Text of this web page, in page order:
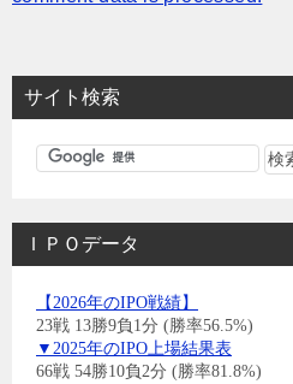
サイト検索
ＩＰＯデータ
【2026年のIPO戦績】
23戦 13勝9負1分 (勝率56.5%)
▼2025年のIPO上場結果表
66戦 54勝10負2分 (勝率81.8%)